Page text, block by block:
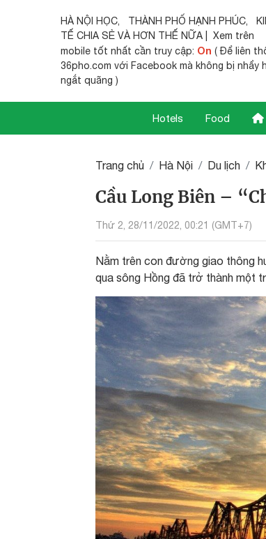
HÀ NỘI HỌC, THÀNH PHỐ HẠNH PHÚC,
TẾ CHIA SẺ VÀ HƠN THẾ NỮA | Xem trên
mobile tốt nhất cần truy cập: On ( Để liên
36pho.com với Facebook mà không bị nhẩy
ngắt quãng )
Hotels Food
Trang chủ Hà Nội Du lịch
Cầu Long Biên –
Thứ 2, 28/11/2022, 00:21 (GMT+7)
Nằm trên con đường giao thông
qua sông Hồng đã trở thành một